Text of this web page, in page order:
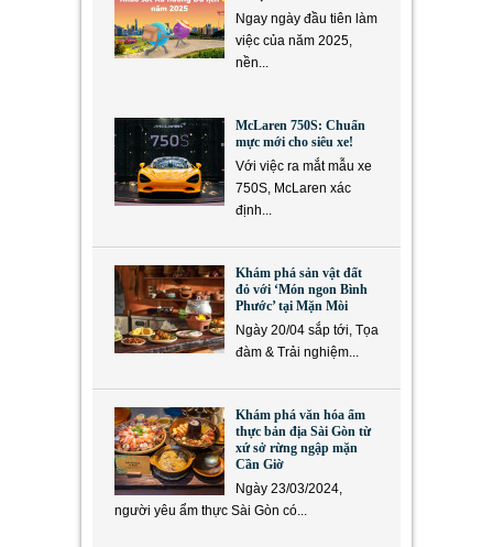
Ngay ngày đầu tiên làm
việc của năm 2025,
nền...
McLaren 750S: Chuẩn
mực mới cho siêu xe!
Với việc ra mắt mẫu xe
750S, McLaren xác
định...
Khám phá sản vật đất
đỏ với ‘Món ngon Bình
Phước’ tại Mặn Mòi
Ngày 20/04 sắp tới, Tọa
đàm & Trải nghiệm...
Khám phá văn hóa ẩm
thực bản địa Sài Gòn từ
xứ sở rừng ngập mặn
Cần Giờ
Ngày 23/03/2024,
người yêu ẩm thực Sài Gòn có...